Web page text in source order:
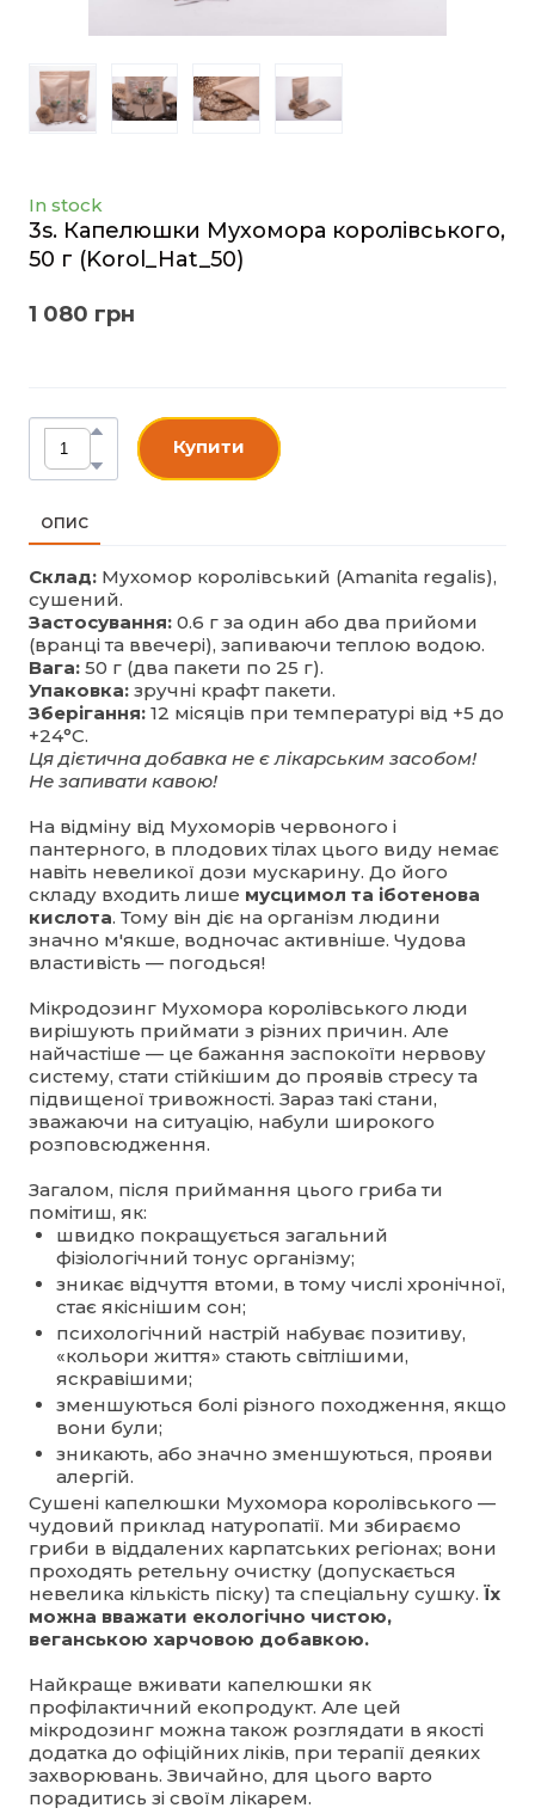
In stock
3s. Капелюшки Мухомора королівського,
50 г (Korol_Hat_50)
1 080 грн
Купити
ОПИС
Склад: Мухомор королівський (Amanita regalis),
сушений.
Застосування: 0.6 г за один або два прийоми
(вранці та ввечері), запиваючи теплою водою.
Вага: 50 г (два пакети по 25 г).
Упаковка: зручні крафт пакети.
Зберігання: 12 місяців при температурі від +5 до
+24°C.
Ця дієтична добавка не є лікарським засобом!
Не запивати кавою!
На відміну від Мухоморів червоного і
пантерного, в плодових тілах цього виду немає
навіть невеликої дози мускарину. До його
складу входить лише мусцимол та іботенова
кислота. Тому він діє на організм людини
значно м'якше, водночас активніше. Чудова
властивість — погодься!
Мікродозинг Мухомора королівського люди
вирішують приймати з різних причин. Але
найчастіше — це бажання заспокоїти нервову
систему, стати стійкішим до проявів стресу та
підвищеної тривожності. Зараз такі стани,
зважаючи на ситуацію, набули широкого
розповсюдження.
Загалом, після приймання цього гриба ти
помітиш, як:
швидко покращується загальний
фізіологічний тонус організму;
зникає відчуття втоми, в тому числі хронічної,
стає якіснішим сон;
психологічний настрій набуває позитиву,
«кольори життя» стають світлішими,
яскравішими;
зменшуються болі різного походження, якщо
вони були;
зникають, або значно зменшуються, прояви
алергій.
Сушені капелюшки Мухомора королівського —
чудовий приклад натуропатії. Ми збираємо
гриби в віддалених карпатських регіонах; вони
проходять ретельну очистку (допускається
невелика кількість піску) та спеціальну сушку. Їх
можна вважати екологічно чистою,
веганською харчовою добавкою.
Найкраще вживати капелюшки як
профілактичний екопродукт. Але цей
мікродозинг можна також розглядати в якості
додатка до офіційних ліків, при терапії деяких
захворювань. Звичайно, для цього варто
порадитись зі своїм лікарем.